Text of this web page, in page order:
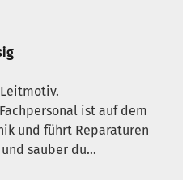
ist auf dem
und führt Reparaturen
sauber du…